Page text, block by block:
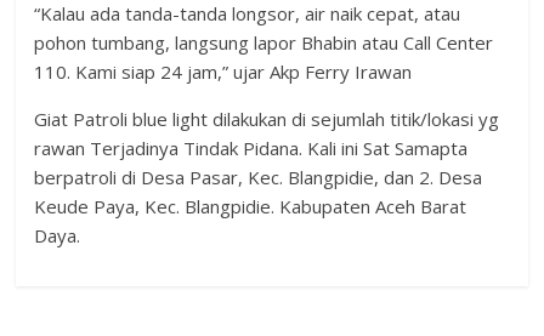
“Kalau ada tanda-tanda longsor, air naik cepat, atau
pohon tumbang, langsung lapor Bhabin atau Call Center
110. Kami siap 24 jam,” ujar Akp Ferry Irawan
Giat Patroli blue light dilakukan di sejumlah titik/lokasi yg
rawan Terjadinya Tindak Pidana. Kali ini Sat Samapta
berpatroli di Desa Pasar, Kec. Blangpidie, dan 2. Desa
Keude Paya, Kec. Blangpidie. Kabupaten Aceh Barat
Daya.